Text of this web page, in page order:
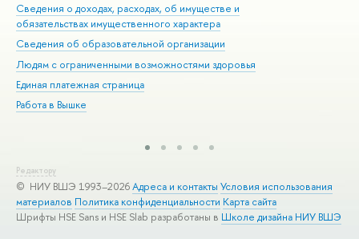
Сведения о доходах, расходах, об имуществе и
обязательствах имущественного характера
Сведения об образовательной организации
Людям с ограниченными возможностями здоровья
Единая платежная страница
Работа в Вышке
Редактору
© НИУ ВШЭ 1993–2026Адреса и контакты Условия использования
материалов Политика конфиденциальности Карта сайта
Шрифты HSE Sans и HSE Slab разработаны в Школе дизайна НИУ ВШЭ